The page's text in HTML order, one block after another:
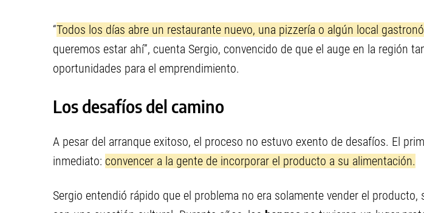
“Todos los días abre un restaurante nuevo, una pizzería o algún local
queremos estar ahí”, cuenta Sergio, convencido de que el auge en la región
oportunidades para el emprendimiento.
Los desafíos del camino
A pesar del arranque exitoso, el proceso no estuvo exento de desafíos. El
inmediato: convencer a la gente de incorporar el producto a su alimentación.
Sergio entendió rápido que el problema no era solamente vender el